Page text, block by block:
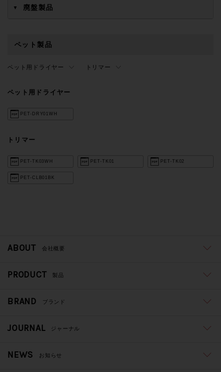
▼ 廃盤製品
ペット製品
ペット用ドライヤー トリマー
ペット用ドライヤー
PET-DRY01WH
トリマー
PET-TK03WH PET-TK01 PET-TK02
PET-CLB01BK
ABOUT 会社概要
PRODUCT 製品
BRAND ブランド
JOURNAL ジャーナル
NEWS お知らせ